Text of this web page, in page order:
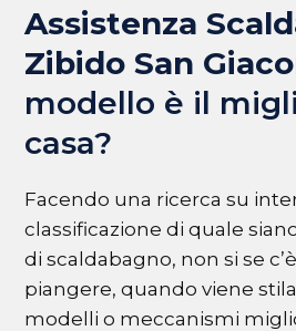
Assistenza
Zibido San
modello è il
casa?
Facendo una ricerca su
classificazione di quale
di scaldabagno, non si se
piangere, quando viene
modelli o meccanismi